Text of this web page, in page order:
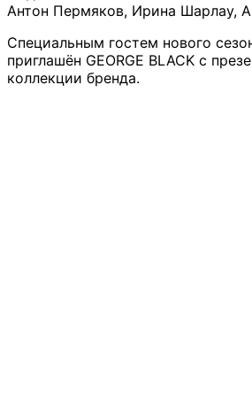
Антон Пермяков, Ирина Шарлау,
Специальным гостем нового
приглашён GEORGE BLACK с
коллекции бренда.